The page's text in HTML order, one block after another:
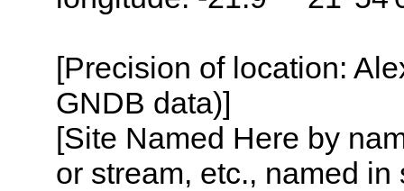
[Precision of location:
GNDB data)]
[Site Named Here by
or stream, etc., named